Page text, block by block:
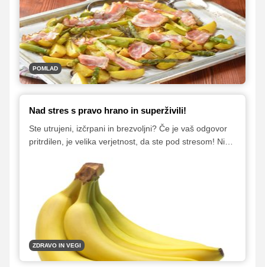
ponujamo nekaj okusnih načinov njihove uporabe.
POMLAD
Nad stres s pravo hrano in superživili!
Ste utrujeni, izčrpani in brezvoljni? Če je vaš odgovor
pritrdilen, je velika verjetnost, da ste pod stresom! Nič
s stresom, saj lahko dolgoročen stres oslabi imunski
sistem in odpre vrata mnogim boleznim.
ZDRAVO IN VEGI